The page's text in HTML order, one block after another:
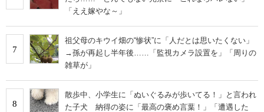
建設×テクノロジーの最前線
ちょっと気になるネットの話題
「ええ嫁やな～」
7
祖父母のキウイ畑の“惨状”に「人だとは思いたくない」
→孫が再起し半年後……「監視カメラ設置を」「周りの
雑草が」
8
散歩中、小学生に「ぬいぐるみが歩いてる！」と言われ
た子犬 納得の姿に「最高の褒め言葉！」「遭遇した